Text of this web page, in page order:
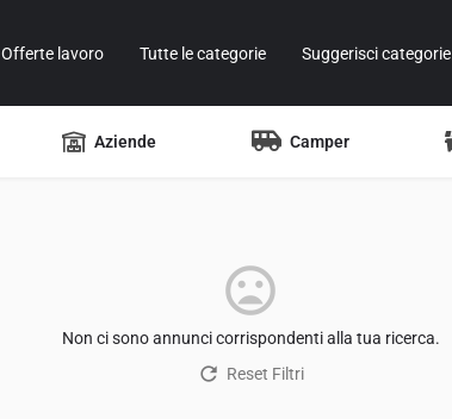
Offerte lavoro Tutte le categorie Suggerisci categorie
Aziende Camper
Non ci sono annunci corrispondenti alla tua ricerca.
Reset Filtri